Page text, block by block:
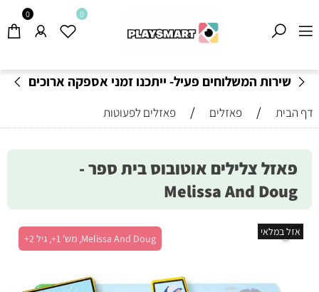
שירות המשלוחים פעיל- ייתכנו זמני אספקה ארוכים
0 0
דף הבית / פאזלים / פאזלים לפעוטות
פאזל צלילים אוטובוס בית ספר -
Melissa And Doug
Melissa And Doug, מש' 1+, גיל 2+
אזל במלאי